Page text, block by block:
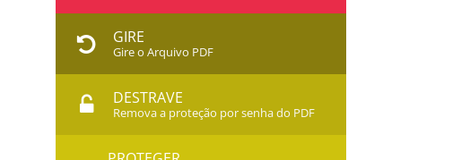
GIRE
Gire o Arquivo PDF
DESTRAVE
Remova a proteção por senha do PDF